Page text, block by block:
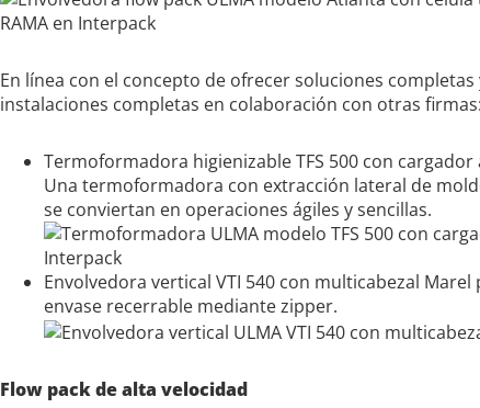
En línea con el concepto de ofrecer soluciones
instalaciones completas en colaboración con otras firmas:
Termoformadora higienizable TFS 500 con
Una termoformadora con extracción lateral de
se conviertan en operaciones ágiles y sencillas.
Envolvedora vertical VTI 540 con multicabezal
envase recerrable mediante zipper.
Flow pack de alta velocidad